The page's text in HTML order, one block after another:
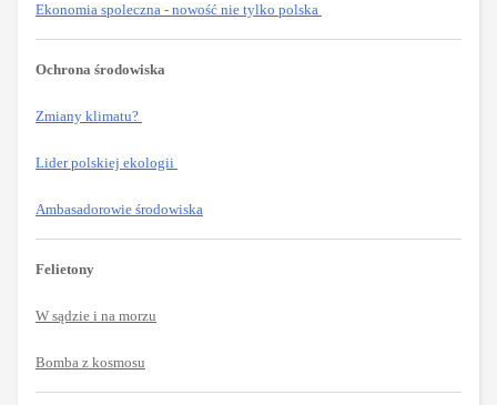
Ekonomia spoleczna - nowość nie tylko polska
Ochrona środowiska
Zmiany klimatu?
Lider polskiej ekologii
Ambasadorowie środowiska
Felietony
W sądzie i na morzu
Bomba z kosmosu